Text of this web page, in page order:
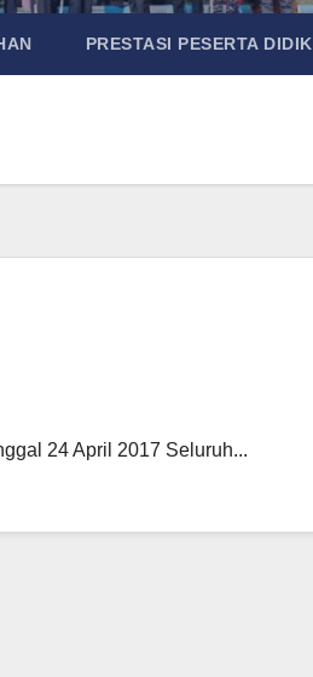
PRESTASI PESERTA DIDIK
24 April 2017 Seluruh...